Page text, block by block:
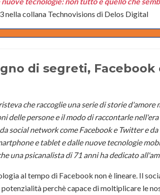
nella collana Technovisions di Delos Digital
di segreti,
che raccoglie una serie di storie d'amore
delle persone e il modo di raccontarle
social network come Facebook e Twitter e
e tablet e dalle nuove tecnologie
una psicanalista di 71 anni ha dedicato
al tempo di Facebook non è lineare. Il
perchè capace di moltiplicare le